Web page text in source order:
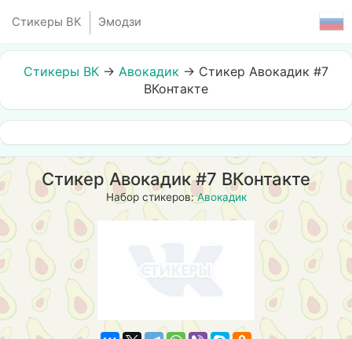
Стикеры ВК Эмодзи
Стикеры ВК → Авокадик → Стикер Авокадик #7
ВКонтакте
Стикер Авокадик #7 ВКонтакте
Набор стикеров:Авокадик